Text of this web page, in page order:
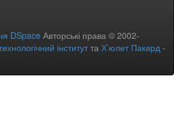
DSpace Авторські права © 2002-
інститутта Х’юлет Пакард -